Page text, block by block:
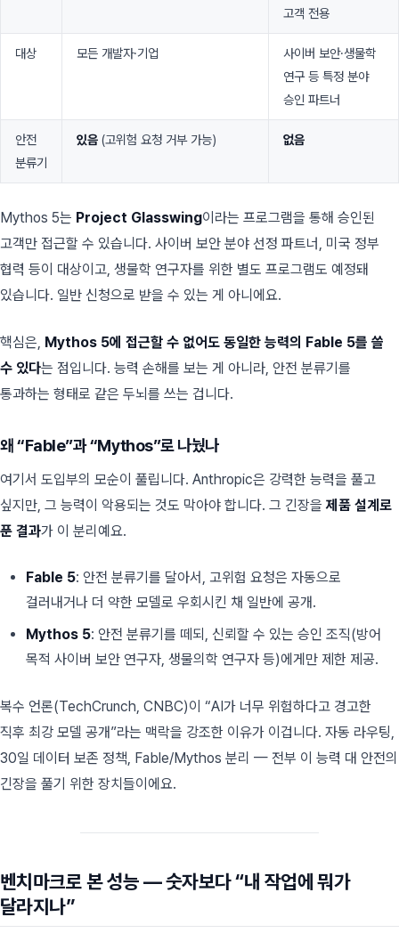
고객 전용
대상 모든 개발자·기업
사이버 보안·생물학
연구 등 특정 분야
승인 파트너
안전
분류기
있음 (고위험 요청 거부 가능) 없음
Mythos 5는 Project Glasswing이라는 프로그램을 통해 승인된
고객만 접근할 수 있습니다. 사이버 보안 분야 선정 파트너, 미국 정부
협력 등이 대상이고, 생물학 연구자를 위한 별도 프로그램도 예정돼
있습니다. 일반 신청으로 받을 수 있는 게 아니에요.
핵심은, Mythos 5에 접근할 수 없어도 동일한 능력의 Fable 5를 쓸
수 있다는 점입니다. 능력 손해를 보는 게 아니라, 안전 분류기를
통과하는 형태로 같은 두뇌를 쓰는 겁니다.
왜 “Fable”과 “Mythos”로 나눴나
여기서 도입부의 모순이 풀립니다. Anthropic은 강력한 능력을 풀고
싶지만, 그 능력이 악용되는 것도 막아야 합니다. 그 긴장을제품 설계로
푼 결과가 이 분리예요.
Fable 5: 안전 분류기를 달아서, 고위험 요청은 자동으로
걸러내거나 더 약한 모델로 우회시킨 채 일반에 공개.
Mythos 5: 안전 분류기를 떼되, 신뢰할 수 있는 승인 조직(방어
목적 사이버 보안 연구자, 생물의학 연구자 등)에게만 제한 제공.
복수 언론(TechCrunch, CNBC)이 “AI가 너무 위험하다고 경고한
직후 최강 모델 공개”라는 맥락을 강조한 이유가 이겁니다. 자동 라우팅,
30일 데이터 보존 정책, Fable/Mythos 분리 — 전부 이 능력 대 안전의
긴장을 풀기 위한 장치들이에요.
벤치마크로 본 성능 — 숫자보다 “내 작업에 뭐가
달라지나”